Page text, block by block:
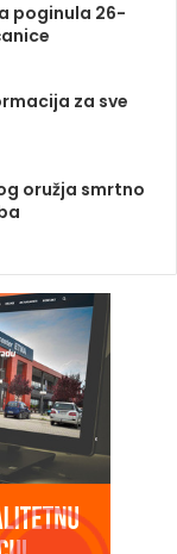
poginula 26-
za sve
oružja smrtno